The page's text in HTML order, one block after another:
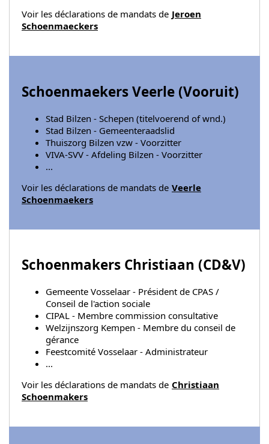
Voir les déclarations de mandats de Jeroen
Schoenmaeckers
Schoenmaekers Veerle (Vooruit)
Stad Bilzen - Schepen (titelvoerend of wnd.)
Stad Bilzen - Gemeenteraadslid
Thuiszorg Bilzen vzw - Voorzitter
VIVA-SVV - Afdeling Bilzen - Voorzitter
...
Voir les déclarations de mandats de Veerle
Schoenmaekers
Schoenmakers Christiaan (CD&V)
Gemeente Vosselaar - Président de CPAS /
Conseil de l'action sociale
CIPAL - Membre commission consultative
Welzijnszorg Kempen - Membre du conseil de
gérance
Feestcomité Vosselaar - Administrateur
...
Voir les déclarations de mandats de Christiaan
Schoenmakers